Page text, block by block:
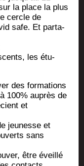
la place la plus
cercle de
safe. Et par­ta­
les étu­
des for­ma­tions
100% auprès de
et
jeu­nesse et
sans
être éveillé